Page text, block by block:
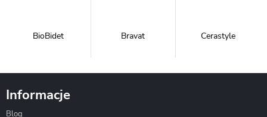
BioBidet Bravat Cerastyle
Informacje
Blog